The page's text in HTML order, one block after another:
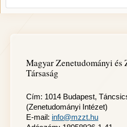
Magyar Zenetudományi
Társaság
Cím: 1014 Budapest,
(Zenetudományi Intézet)
E-mail: info@mzzt.hu